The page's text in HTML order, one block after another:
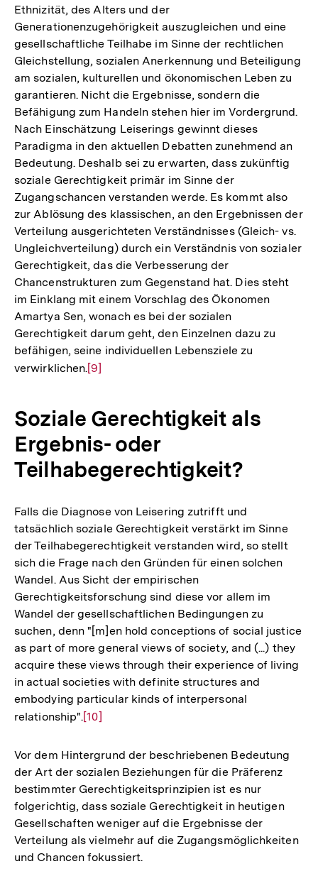
Ethnizität, des Alters und der
Generationenzugehörigkeit auszugleichen und eine
gesellschaftliche Teilhabe im Sinne der rechtlichen
Gleichstellung, sozialen Anerkennung und Beteiligung
am sozialen, kulturellen und ökonomischen Leben zu
garantieren. Nicht die Ergebnisse, sondern die
Befähigung zum Handeln stehen hier im Vordergrund.
Nach Einschätzung Leiserings gewinnt dieses
Paradigma in den aktuellen Debatten zunehmend an
Bedeutung. Deshalb sei zu erwarten, dass zukünftig
soziale Gerechtigkeit primär im Sinne der
Zugangschancen verstanden werde. Es kommt also
zur Ablösung des klassischen, an den Ergebnissen der
Verteilung ausgerichteten Verständnisses (Gleich- vs.
Ungleichverteilung) durch ein Verständnis von sozialer
Gerechtigkeit, das die Verbesserung der
Chancenstrukturen zum Gegenstand hat. Dies steht
im Einklang mit einem Vorschlag des Ökonomen
Amartya Sen, wonach es bei der sozialen
Gerechtigkeit darum geht, den Einzelnen dazu zu
befähigen, seine individuellen Lebensziele zu
verwirklichen.Zur
Fußnote
[9]
Soziale Gerechtigkeit als
Ergebnis- oder
Teilhabegerechtigkeit?
Falls die Diagnose von Leisering zutrifft und
tatsächlich soziale Gerechtigkeit verstärkt im Sinne
der Teilhabegerechtigkeit verstanden wird, so stellt
sich die Frage nach den Gründen für einen solchen
Wandel. Aus Sicht der empirischen
Gerechtigkeitsforschung sind diese vor allem im
Wandel der gesellschaftlichen Bedingungen zu
suchen, denn "[m]en hold conceptions of social justice
as part of more general views of society, and (...) they
acquire these views through their experience of living
in actual societies with definite structures and
embodying particular kinds of interpersonal
relationship".Zur
der
Fußnote
[10]
Vor dem Hintergrund der beschriebenen Bedeutung
der Art der sozialen Beziehungen für die Präferenz
bestimmter Gerechtigkeitsprinzipien ist es nur
folgerichtig, dass soziale Gerechtigkeit in heutigen
Gesellschaften weniger auf die Ergebnisse der
Verteilung als vielmehr auf die Zugangsmöglichkeiten
und Chancen fokussiert.